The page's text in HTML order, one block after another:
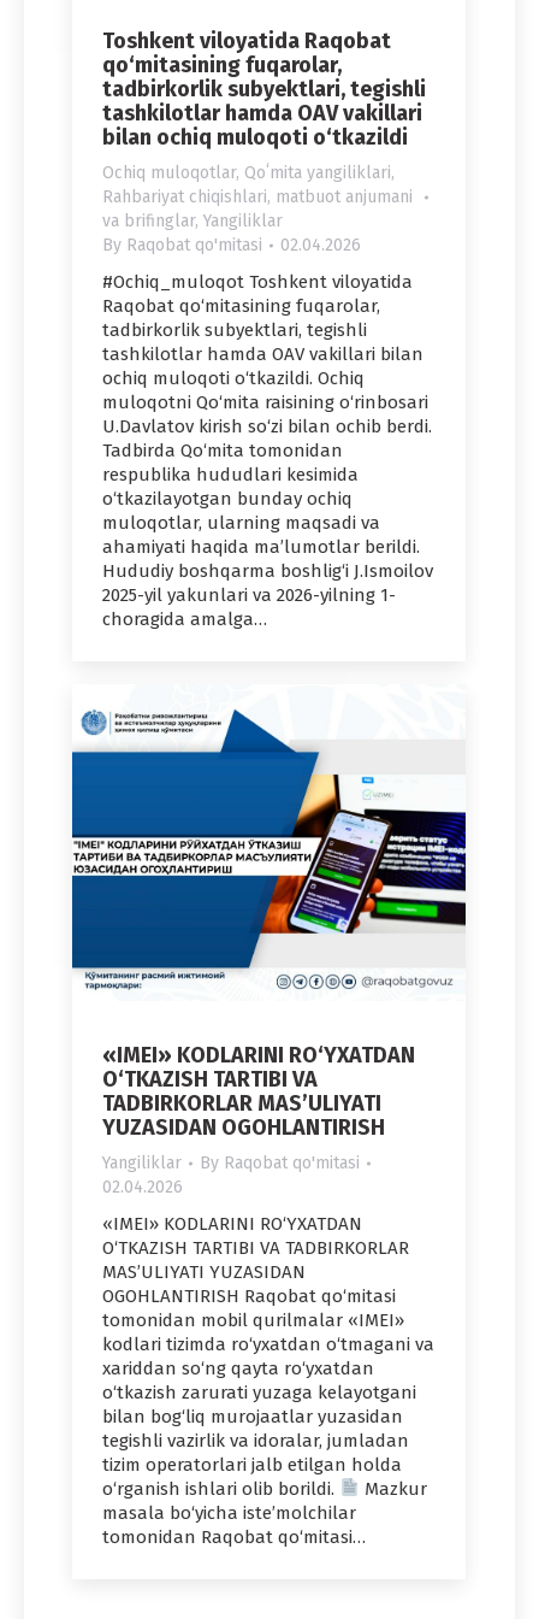
Toshkent viloyatida Raqobat
qo‘mitasining fuqarolar,
tadbirkorlik subyektlari, tegishli
tashkilotlar hamda OAV vakillari
bilan ochiq muloqoti o‘tkazildi
Ochiq muloqotlar, Qoʻmita yangiliklari,
Rahbariyat chiqishlari, matbuot anjumani
va brifinglar, Yangiliklar
By Raqobat qo'mitasi 02.04.2026
#Ochiq_muloqot Toshkent viloyatida
Raqobat qo‘mitasining fuqarolar,
tadbirkorlik subyektlari, tegishli
tashkilotlar hamda OAV vakillari bilan
ochiq muloqoti o‘tkazildi. Ochiq
muloqotni Qo‘mita raisining o‘rinbosari
U.Davlatov kirish so‘zi bilan ochib berdi.
Tadbirda Qo‘mita tomonidan
respublika hududlari kesimida
o‘tkazilayotgan bunday ochiq
muloqotlar, ularning maqsadi va
ahamiyati haqida ma’lumotlar berildi.
Hududiy boshqarma boshlig‘i J.Ismoilov
2025-yil yakunlari va 2026-yilning 1-
choragida amalga…
«IMEI» KODLARINI RO‘YXATDAN
O‘TKAZISH TARTIBI VA
TADBIRKORLAR MAS’ULIYATI
YUZASIDAN OGOHLANTIRISH
Yangiliklar By Raqobat qo'mitasi
02.04.2026
«IMEI» KODLARINI RO‘YXATDAN
O‘TKAZISH TARTIBI VA TADBIRKORLAR
MAS’ULIYATI YUZASIDAN
OGOHLANTIRISH Raqobat qo‘mitasi
tomonidan mobil qurilmalar «IMEI»
kodlari tizimda ro‘yxatdan o‘tmagani va
xariddan so‘ng qayta ro‘yxatdan
o‘tkazish zarurati yuzaga kelayotgani
bilan bog‘liq murojaatlar yuzasidan
tegishli vazirlik va idoralar, jumladan
tizim operatorlari jalb etilgan holda
o‘rganish ishlari olib borildi.
Mazkur
masala bo‘yicha iste’molchilar
tomonidan Raqobat qo‘mitasi…